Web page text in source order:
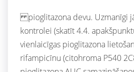
pioglitazona devu. Uzmanīgi
kontrolei (skatīt 4.4.
vienlaicīgas pioglitazona
rifampicīnu (citohroma P540